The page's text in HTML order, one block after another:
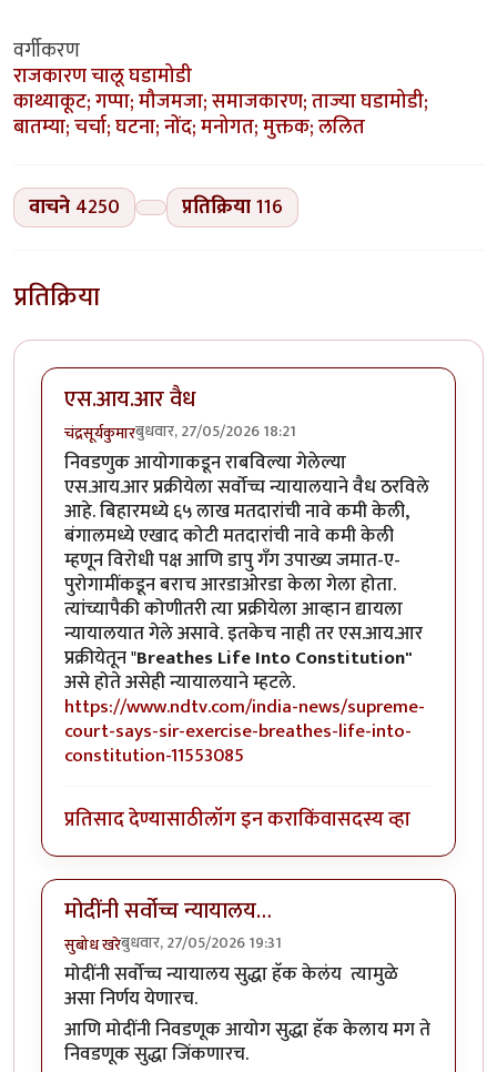
वर्गीकरण
राजकारणचालू घडामोडी
काथ्याकूट; गप्पा; मौजमजा; समाजकारण; ताज्या घडामोडी;
बातम्या; चर्चा; घटना; नोंद; मनोगत; मुक्तक; ललित
वाचने 4250 प्रतिक्रिया116
प्रतिक्रिया
एस.आय.आर वैध
चंद्रसूर्यकुमारबुधवार, 27/05/2026 18:21
निवडणुक आयोगाकडून राबविल्या गेलेल्या
एस.आय.आर प्रक्रीयेला सर्वोच्च न्यायालयाने वैध ठरविले
आहे. बिहारमध्ये ६५ लाख मतदारांची नावे कमी केली,
बंगालमध्ये एखाद कोटी मतदारांची नावे कमी केली
म्हणून विरोधी पक्ष आणि डापु गॅंग उपाख्य जमात-ए-
पुरोगामींकडून बराच आरडाओरडा केला गेला होता.
त्यांच्यापैकी कोणीतरी त्या प्रक्रीयेला आव्हान द्यायला
न्यायालयात गेले असावे. इतकेच नाही तर एस.आय.आर
प्रक्रीयेतून "Breathes Life Into Constitution"
असे होते असेही न्यायालयाने म्हटले.
https://www.ndtv.com/india-news/supreme-
court-says-sir-exercise-breathes-life-into-
constitution-11553085
प्रतिसाद देण्यासाठीलॉग इन कराकिंवासदस्य व्हा
मोदींनी सर्वोच्च न्यायालय…
सुबोध खरेबुधवार, 27/05/2026 19:31
मोदींनी सर्वोच्च न्यायालय सुद्धा हॅक केलंय त्यामुळे
असा निर्णय येणारच.
आणि मोदींनी निवडणूक आयोग सुद्धा हॅक केलाय मग ते
निवडणूक सुद्धा जिंकणारच.